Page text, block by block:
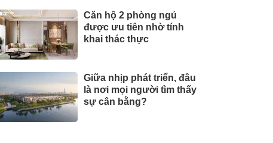
Căn hộ 2 phòng ngủ
được ưu tiên nhờ tính
khai thác thực
Giữa nhịp phát triển, đâu
là nơi mọi người tìm thấy
sự cân bằng?